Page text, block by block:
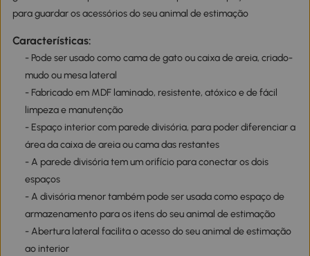
para guardar os acessórios do seu animal de estimação
Características:
- Pode ser usado como cama de gato ou caixa de areia, criado-
mudo ou mesa lateral
- Fabricado em MDF laminado, resistente, atóxico e de fácil
limpeza e manutenção
- Espaço interior com parede divisória, para poder diferenciar a
área da caixa de areia ou cama das restantes
- A parede divisória tem um orifício para conectar os dois
espaços
- A divisória menor também pode ser usada como espaço de
armazenamento para os itens do seu animal de estimação
- Abertura lateral facilita o acesso do seu animal de estimação
ao interior